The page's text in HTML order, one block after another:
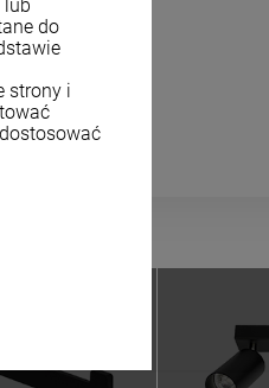
lub
do
strony i